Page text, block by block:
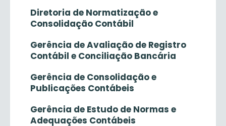
Diretoria de Normatização e
Consolidação Contábil
Gerência de Avaliação de Registro
Contábil e Conciliação Bancária
Gerência de Consolidação e
Publicações Contábeis
Gerência de Estudo de Normas e
Adequações Contábeis